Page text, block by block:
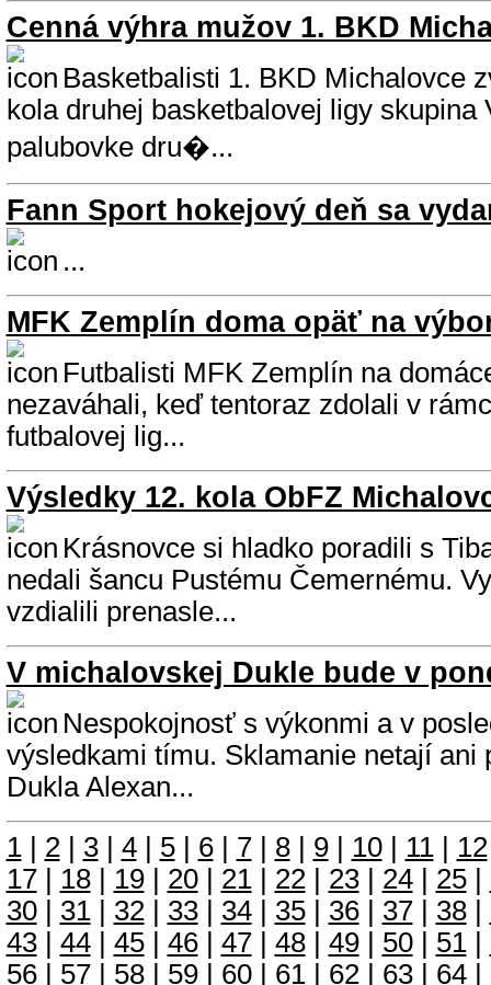
Cenná výhra mužov 1. BKD
Basketbalisti 1. BKD Michalovce
kola druhej basketbalovej ligy skupina
palubovke dru�...
Fann Sport hokejový deň sa
...
MFK Zemplín doma opäť na
Futbalisti MFK Zemplín na
nezaváhali, keď tentoraz zdolali v
futbalovej lig...
Výsledky 12. kola ObFZ
Krásnovce si hladko poradili s
nedali šancu Pustému Čemernému.
vzdialili prenasle...
V michalovskej Dukle bude v
Nespokojnosť s výkonmi a v
výsledkami tímu. Sklamanie netají ani
Dukla Alexan...
1| 2| 3| 4| 5| 6| 7| 8| 9| 10| 11| 12
17| 18| 19| 20| 21| 22| 23| 24| 25|
30| 31| 32| 33| 34| 35| 36| 37| 38|
43| 44| 45| 46| 47| 48| 49| 50| 51|
56| 57| 58| 59| 60| 61| 62| 63| 64|